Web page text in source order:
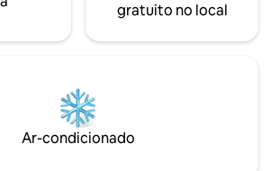
gratuito no local
Ar-condicionado